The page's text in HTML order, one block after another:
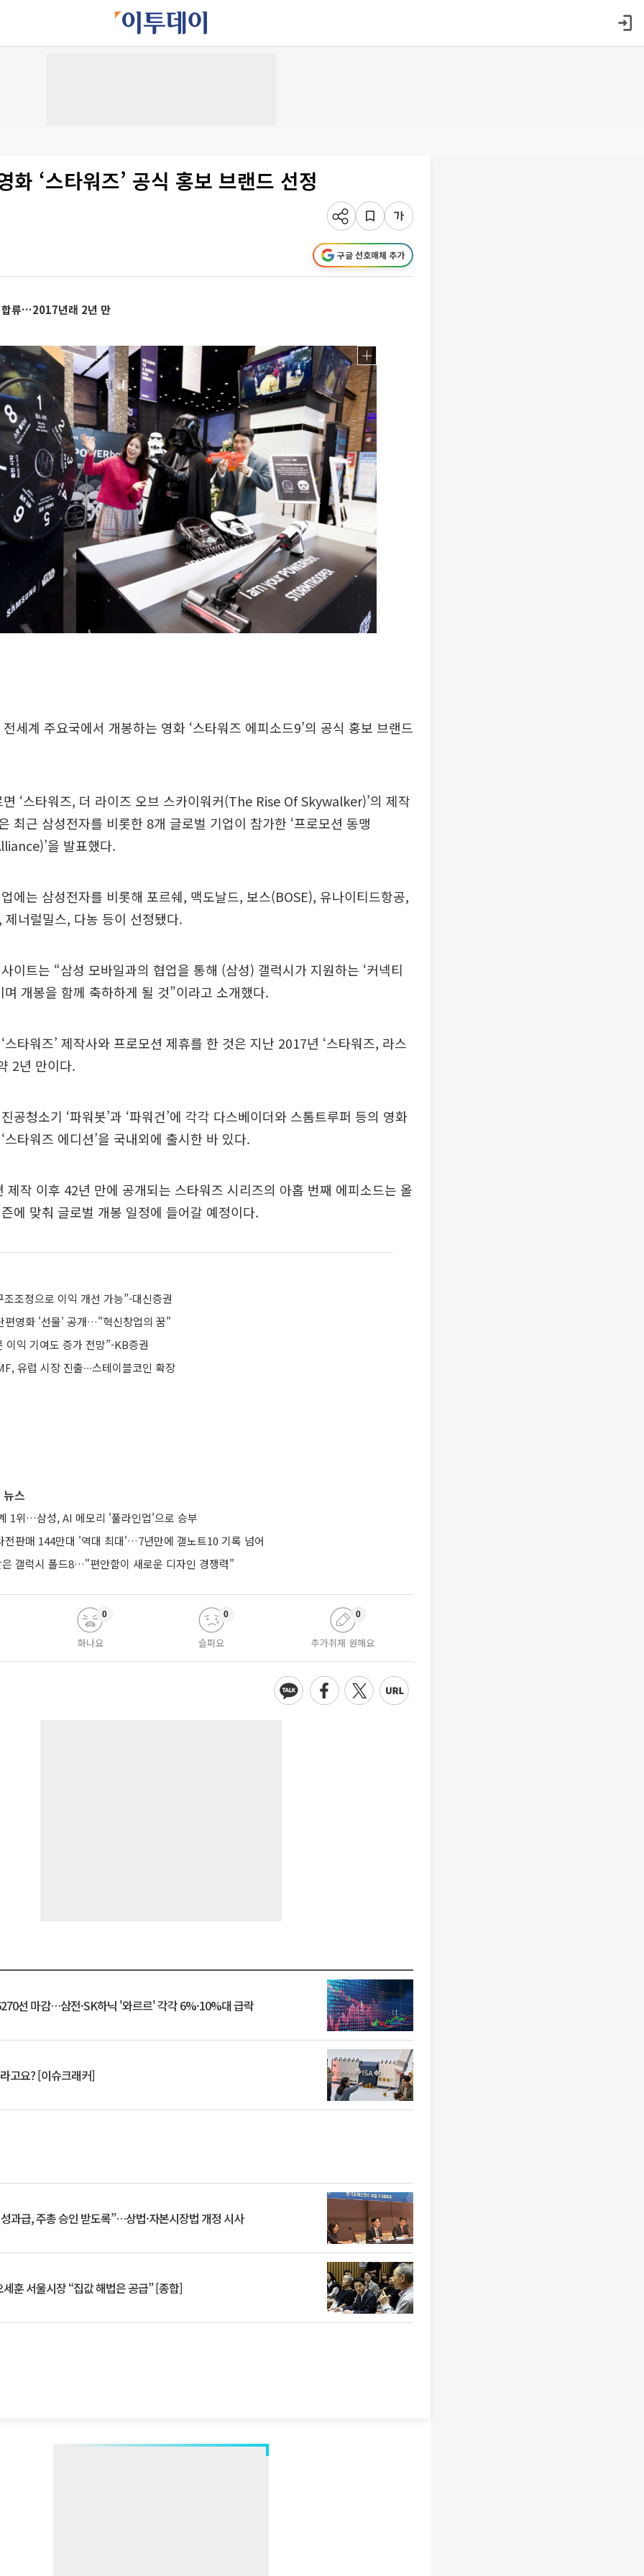
화 ‘스타워즈’ 공식 홍보 브랜드 선정
구글 선호매체 추가
합류…2017년래 2년 만
세계 주요국에서 개봉하는 영화 ‘스타워즈 에피소드9’의 공식 홍보 브랜드
‘스타워즈, 더 라이즈 오브 스카이워커(The Rise Of Skywalker)’의 제작
최근 삼성전자를 비롯한 8개 글로벌 기업이 참가한 ‘프로모션 동맹
을 발표했다.
에는 삼성전자를 비롯해 포르쉐, 맥도날드, 보스(BOSE), 유나이티드항공,
제너럴밀스, 다농 등이 선정됐다.
이트는 “삼성 모바일과의 협업을 통해 (삼성) 갤럭시가 지원하는 ‘커넥티
며 개봉을 함께 축하하게 될 것”이라고 소개했다.
스타워즈’ 제작사와 프로모션 제휴를 한 것은 지난 2017년 ‘스타워즈, 라스
2년 만이다.
공청소기 ‘파워봇’과 ‘파워건’에 각각 다스베이더와 스톰트루퍼 등의 영화
스타워즈 에디션’을 국내외에 출시한 바 있다.
제작 이후 42년 만에 공개되는 스타워즈 시리즈의 아홉 번째 에피소드는 올
에 맞춰 글로벌 개봉 일정에 들어갈 예정이다.
조조정으로 이익 개선 가능”-대신증권
편영화 '선물' 공개…"혁신창업의 꿈"
이익 기여도 증가 전망”-KB증권
유럽 시장 진출∙∙∙스테이블코인 확장
스
1위…삼성, AI 메모리 '풀라인업'으로 승부
전판매 144만대 '역대 최대'…7년만에 갤노트10 기록 넘어
갤럭시 폴드8…"편안함이 새로운 디자인 경쟁력"
화나요
0
슬퍼요
0
추가취재 원해요
0
선 마감…삼전·SK하닉 '와르르' 각각 6%·10%대 급락
고요? [이슈크래커]
과급, 주총 승인 받도록”…상법·자본시장법 개정 시사
훈 서울시장 “집값 해법은 공급” [종합]